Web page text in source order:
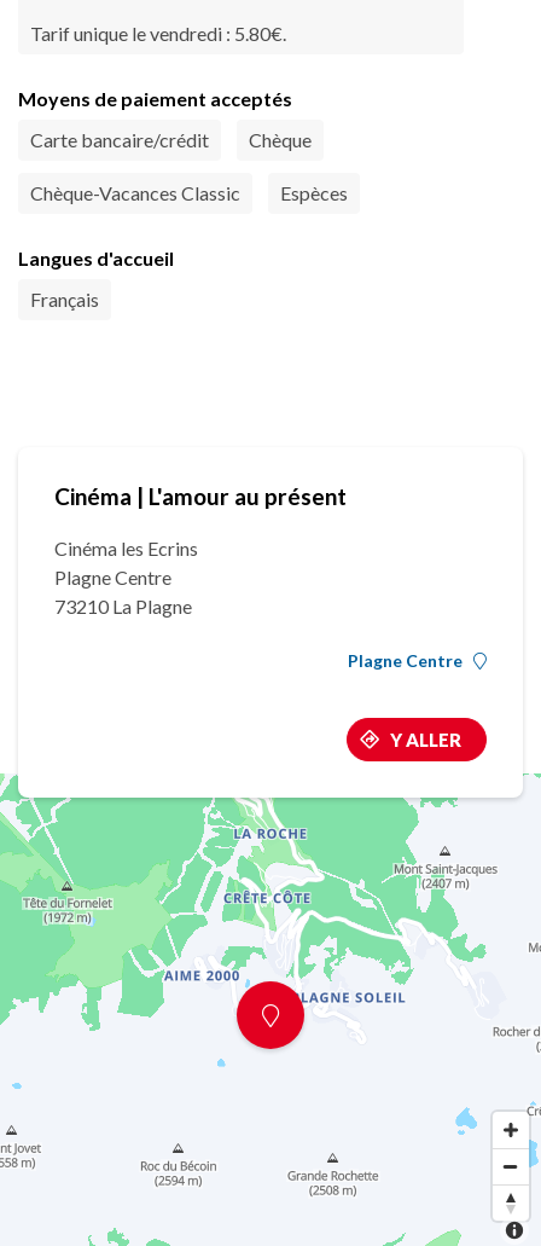
Tarif unique le vendredi : 5.80€.
Moyens de paiement acceptés
Carte bancaire/crédit
Chèque
Chèque-Vacances Classic Espèces
Langues d'accueil
Français
Cinéma | L'amour au présent
Cinéma les Ecrins
Plagne Centre
73210 La Plagne
Plagne Centre
Y ALLER